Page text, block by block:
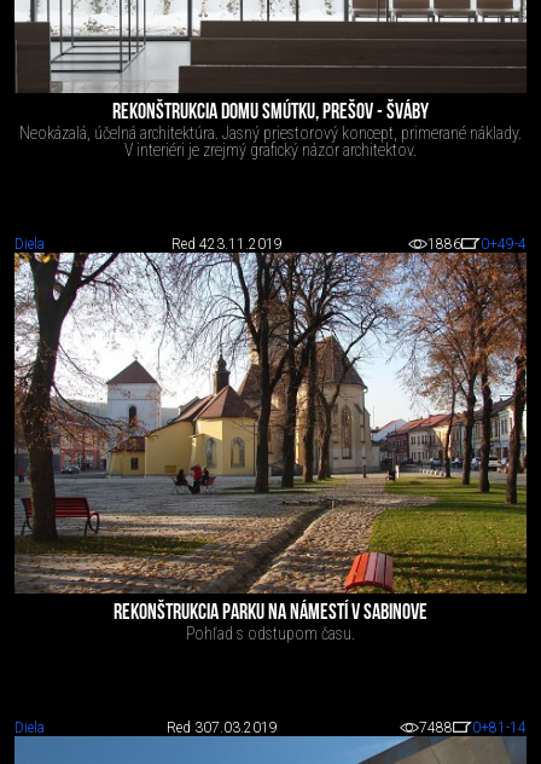
REKONŠTRUKCIA DOMU SMÚTKU, PREŠOV - ŠVÁBY
Neokázalá, účelná architektúra. Jasný priestorový koncept, primerané náklady.
V interiéri je zrejmý grafický názor architektov.
Diela Red 423.11.2019 1886 0+49-4
REKONŠTRUKCIA PARKU NA NÁMESTÍ V SABINOVE
Pohľad s odstupom času.
Diela Red 307.03.2019 7488 0+81 -14